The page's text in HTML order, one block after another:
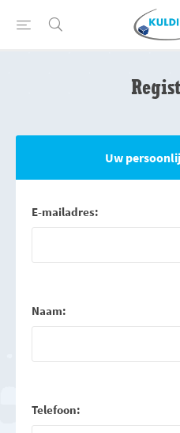
Uw
E-mailadres:
Naam:
Telefoon: